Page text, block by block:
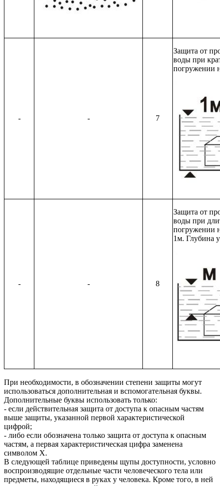
- - 7
Защита от
воды при
погружении
- - 8
Защита от
воды при
погружении
1м. Глубина
При необходимости, в обозначении степени защиты могут
использоваться дополнительная и вспомогательная буквы.
Дополнительные буквы использовать только:
- если действительная защита от доступа к опасным частям
выше защиты, указанной первой характеристической
цифрой;
- либо если обозначена только защита от доступа к опасным
частям, а первая характеристическая цифра заменена
символом X.
В следующей таблице приведены щупы доступности, условно
воспроизводящие отдельные части человеческого тела или
предметы, находящиеся в руках у человека. Кроме того, в ней